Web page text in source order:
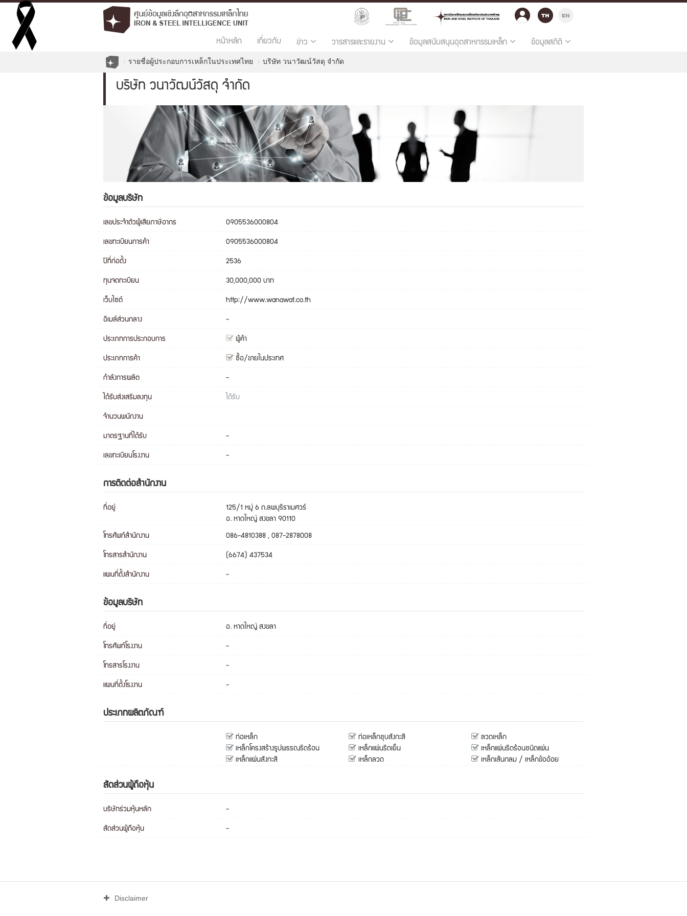
หน้าหลัก เกี่ยวกับ ข่าว วารสารและรายงาน ข้อมูลสนับสนุนอุตสาหกรรมเหล็ก ข้อมูลสถิติ
รายชื่อผู้ประกอบการเหล็กในประเทศไทย บริษัท วนาวัฒน์วัสดุ จำกัด
บริษัท วนาวัฒน์วัสดุ จำกัด
ข้อมูลบริษัท
เลขประจำตัวผู้เสียภาษีอากร 0905536000804
เลขทะเบียนการค้า 0905536000804
ปีที่ก่อตั้ง 2536
ทุนจดทะเบียน 30,000,000 บาท
เว็บไซต์ http://www.wanawat.co.th
อีเมล์ส่วนกลาง -
ประเภทการประกอบการ ผู้ค้า
ประเภทการค้า ซื้อ/ขายในประเทศ
กำลังการผลิต -
ได้รับส่งเสริมลงทุน ได้รับ
จำนวนพนักงาน
มาตรฐานที่ได้รับ -
เลขทะเบียนโรงงาน -
การติดต่อสำนักงาน
ที่อยู่
125/1 หมู่ 6 ถ.ลพบุรีราเมศวร์
อ. หาดใหญ่ สงขลา 90110
โทรศัพท์สำนักงาน 086-4810388 , 087-2878008
โทรสารสำนักงาน (6674) 437534
แผนที่ตั้งสำนักงาน -
ข้อมูลบริษัท
ที่อยู่ อ. หาดใหญ่ สงขลา
โทรศัพท์โรงงาน -
โทรสารโรงงาน -
แผนที่ตั้งโรงงาน -
ประเภทผลิตภัณฑ์
ท่อเหล็ก ท่อเหล็กชุบสังกะสี
ลวดเหล็ก
เหล็กโครงสร้างรูปพรรณรีดร้อน
เหล็กแผ่นรีดเย็น
เหล็กแผ่นรีดร้อนชนิดแผ่น
เหล็กแผ่นสังกะสี
เหล็กลวด เหล็กเส้นกลม / เหล็กข้ออ้อย
สัดส่วนผู้ถือหุ้น
บริษัทร่วมหุ้นหลัก -
สัดส่วนผู้ถือหุ้น -
Disclaimer